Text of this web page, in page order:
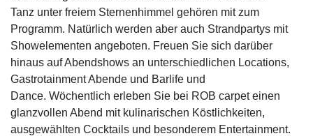
Tanz unter freiem Sternenhimmel gehören mit zum
Programm. Natürlich werden aber auch Strandpartys mit
Showelementen angeboten. Freuen Sie sich darüber
hinaus auf Abendshows an unterschiedlichen Locations,
Gastrotainment Abende und Barlife und
Dance. Wöchentlich erleben Sie bei ROB carpet einen
glanzvollen Abend mit kulinarischen Köstlichkeiten,
ausgewählten Cocktails und besonderem Entertainment.